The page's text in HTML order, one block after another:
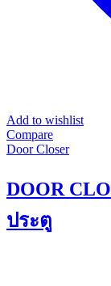
Add to wishlist
Compare
Door Closer
DOOR
ประตู